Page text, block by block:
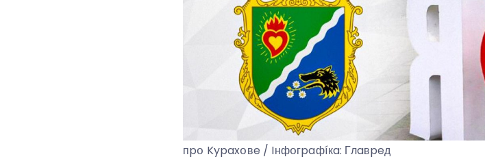
пpօ Kypaxօвe / Iнфօгpaфíкa: Глaвpeд